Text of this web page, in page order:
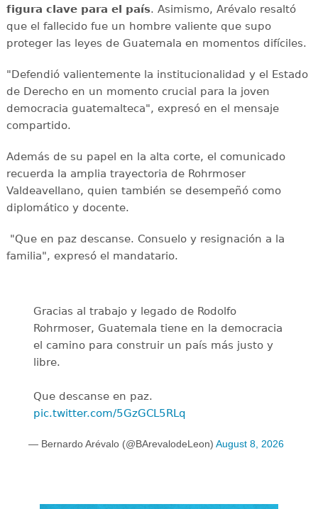
figura clave para el país. Asimismo, Arévalo resaltó
que el fallecido fue un hombre valiente que supo
proteger las leyes de Guatemala en momentos difíciles.
"Defendió valientemente la institucionalidad y el Estado
de Derecho en un momento crucial para la joven
democracia guatemalteca", expresó en el mensaje
compartido.
Además de su papel en la alta corte, el comunicado
recuerda la amplia trayectoria de Rohrmoser
Valdeavellano, quien también se desempeñó como
diplomático y docente.
"Que en paz descanse. Consuelo y resignación a la
familia", expresó el mandatario.
Gracias al trabajo y legado de Rodolfo
Rohrmoser, Guatemala tiene en la democracia
el camino para construir un país más justo y
libre.
Que descanse en paz.
pic.twitter.com/5GzGCL5RLq
— Bernardo Arévalo (@BArevalodeLeon) August 8, 2026